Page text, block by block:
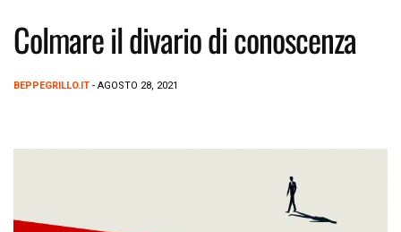
Colmare il divario di conoscenza
BEPPEGRILLO.IT - AGOSTO 28, 2021